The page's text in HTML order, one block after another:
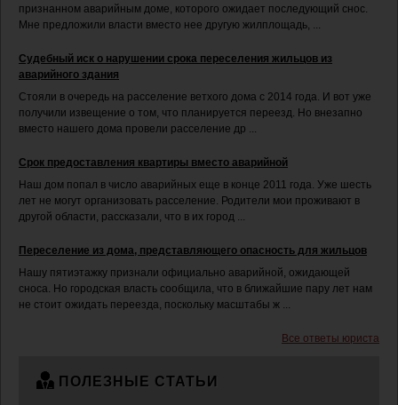
признанном аварийным доме, которого ожидает последующий снос.
Мне предложили власти вместо нее другую жилплощадь, ...
Судебный иск о нарушении срока переселения жильцов из
аварийного здания
Стояли в очередь на расселение ветхого дома с 2014 года. И вот уже
получили извещение о том, что планируется переезд. Но внезапно
вместо нашего дома провели расселение др ...
Срок предоставления квартиры вместо аварийной
Наш дом попал в число аварийных еще в конце 2011 года. Уже шесть
лет не могут организовать расселение. Родители мои проживают в
другой области, рассказали, что в их город ...
Переселение из дома, представляющего опасность для жильцов
Нашу пятиэтажку признали официально аварийной, ожидающей
сноса. Но городская власть сообщила, что в ближайшие пару лет нам
не стоит ожидать переезда, поскольку масштабы ж ...
Все ответы юриста
ПОЛЕЗНЫЕ СТАТЬИ